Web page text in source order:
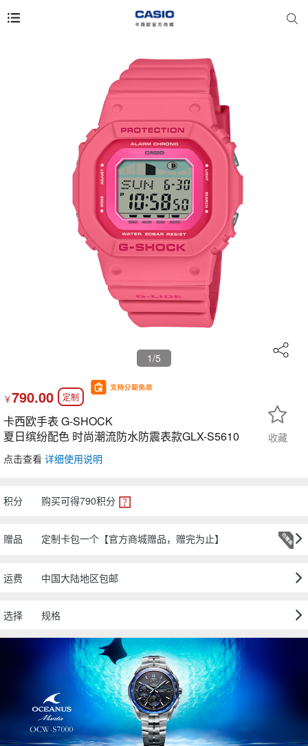
1/5
￥790.00 定制
卡西欧手表 G-SHOCK
夏日缤纷配色 时尚潮流防水防震表款GLX-S5610
点击查看 详细使用说明
收藏
积分 购买可得790积分
赠品 定制卡包一个【官方商城赠品，赠完为止】
运费 中国大陆地区包邮
选择 规格